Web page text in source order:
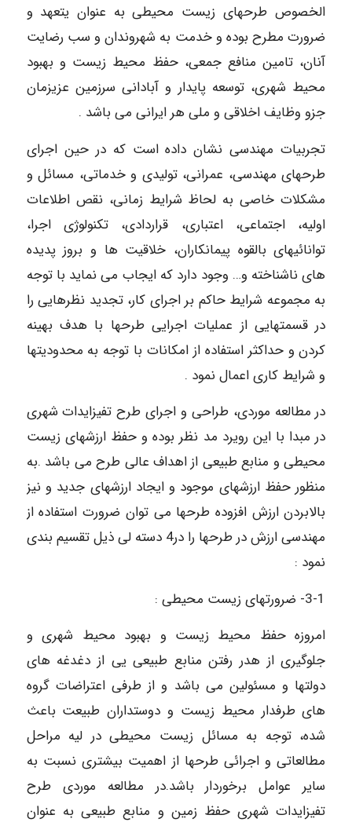
الخصوص طرحهای زیست محیطی به عنوان یتعهد و
ضرورت مطرح بوده و خدمت به شهروندان و سب رضایت
آنان، تامین منافع جمعی، حفظ محیط زیست و بهبود
محیط شهری، توسعه پایدار و آبادانی سرزمین عزیزمان
جزو وظایف اخلاقی و ملی هر ایرانی می باشد .
تجربیات مهندسی نشان داده است که در حین اجرای
طرحهای مهندسی، عمرانی، تولیدی و خدماتی، مسائل و
مشکلات خاصی به لحاظ شرایط زمانی، نقص اطلاعات
اولیه، اجتماعی، اعتباری، قراردادی، تکنولوژی اجرا،
توانائیهای بالقوه پیمانکاران، خلاقیت ها و بروز پدیده
های ناشناخته و… وجود دارد که ایجاب می نماید با توجه
به مجموعه شرایط حاکم بر اجرای کار، تجدید نظرهایی را
در قسمتهایی از عملیات اجرایی طرحها با هدف بهینه
کردن و حداکثر استفاده از امکانات با توجه به محدودیتها
و شرایط کاری اعمال نمود .
در مطالعه موردی، طراحی و اجرای طرح تفیزایدات شهری
در مبدا با این رویرد مد نظر بوده و حفظ ارزشهای زیست
محیطی و منابع طبیعی از اهداف عالی طرح می باشد .به
منظور حفظ ارزشهای موجود و ایجاد ارزشهای جدید و نیز
بالابردن ارزش افزوده طرحها می توان ضرورت استفاده از
مهندسی ارزش در طرحها را در4 دسته لی ذیل تقسیم بندی
نمود :
3-1- ضرورتهای زیست محیطی :
امروزه حفظ محیط زیست و بهبود محیط شهری و
جلوگیری از هدر رفتن منابع طبیعی یی از دغدغه های
دولتها و مسئولین می باشد و از طرفی اعتراضات گروه
های طرفدار محیط زیست و دوستداران طبیعت باعث
شده، توجه به مسائل زیست محیطی در لیه مراحل
مطالعاتی و اجرائی طرحها از اهمیت بیشتری نسبت به
سایر عوامل برخوردار باشد.در مطالعه موردی طرح
تفیزایدات شهری حفظ زمین و منابع طبیعی به عنوان